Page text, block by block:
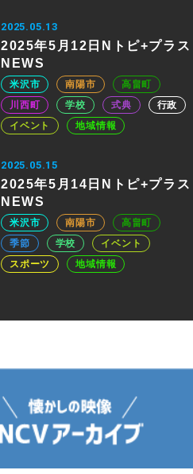
2025.05.13
2025年5月12日Nトピ+プラス
NEWS
米沢市 南陽市
高畠町
川西町
学校 式典
行政
イベント
地域情報
2025.05.15
2025年5月14日Nトピ+プラス
NEWS
米沢市 南陽市
高畠町
季節
学校
イベント
スポーツ
地域情報